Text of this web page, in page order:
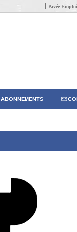
Pavée Emploi
ABONNEMENTS